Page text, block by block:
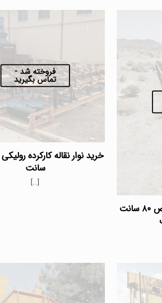
فروش نوار نقاله کارکرده عرض ۸۰ سانت
فروخته شد -
تماس بگیرید
سانت
[…]